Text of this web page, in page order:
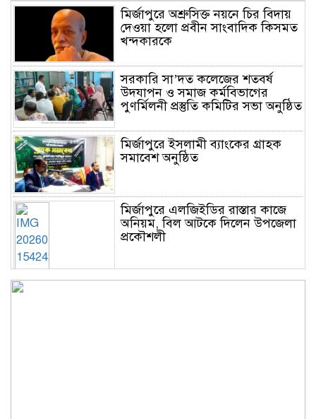
মির্জাপুরে অশ্রুসিক্ত নয়নে চির বিদায়
দেওয়া হলো প্রবীন সাংবাদিক কিসমত
খন্দকারকে
সরকারি সা’দত কলেজের শতবর্ষ
উদযাপন ও সমাজ কর্মবিভাগের
পুণর্মিলনী প্রস্তুতি কমিটির সভা অনুষ্ঠিত
মির্জাপুরে ইসলামী ব্যাংকের গ্রাহক
সমাবেশ অনুষ্ঠিত
মির্জাপুরে এলজিইডির রাস্তার কাজে
অনিয়ম, বিল আটকে দিলেন উপজেলা
প্রকৌশলী